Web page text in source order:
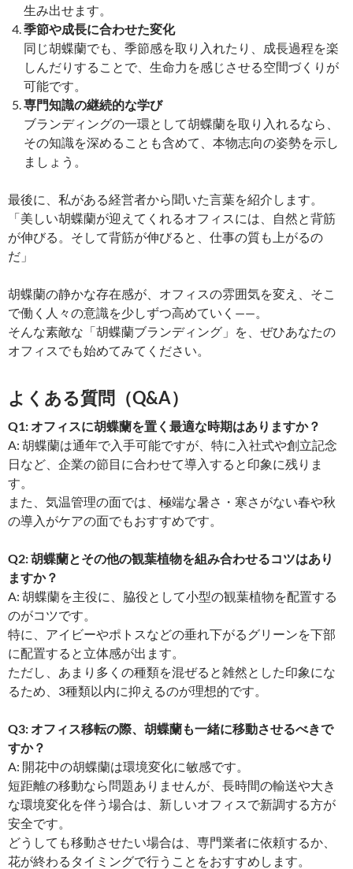
生み出せます。
季節や成長に合わせた変化
同じ胡蝶蘭でも、季節感を取り入れたり、成長過程を楽
しんだりすることで、生命力を感じさせる空間づくりが
可能です。
専門知識の継続的な学び
ブランディングの一環として胡蝶蘭を取り入れるなら、
その知識を深めることも含めて、本物志向の姿勢を示し
ましょう。
最後に、私がある経営者から聞いた言葉を紹介します。
「美しい胡蝶蘭が迎えてくれるオフィスには、自然と背筋
が伸びる。そして背筋が伸びると、仕事の質も上がるの
だ」
胡蝶蘭の静かな存在感が、オフィスの雰囲気を変え、そこ
で働く人々の意識を少しずつ高めていく——。
そんな素敵な「胡蝶蘭ブランディング」を、ぜひあなたの
オフィスでも始めてみてください。
よくある質問（Q&A）
Q1: オフィスに胡蝶蘭を置く最適な時期はありますか？
A: 胡蝶蘭は通年で入手可能ですが、特に入社式や創立記念
日など、企業の節目に合わせて導入すると印象に残りま
す。
また、気温管理の面では、極端な暑さ・寒さがない春や秋
の導入がケアの面でもおすすめです。
Q2: 胡蝶蘭とその他の観葉植物を組み合わせるコツはあり
ますか？
A: 胡蝶蘭を主役に、脇役として小型の観葉植物を配置する
のがコツです。
特に、アイビーやポトスなどの垂れ下がるグリーンを下部
に配置すると立体感が出ます。
ただし、あまり多くの種類を混ぜると雑然とした印象にな
るため、3種類以内に抑えるのが理想的です。
Q3: オフィス移転の際、胡蝶蘭も一緒に移動させるべきで
すか？
A: 開花中の胡蝶蘭は環境変化に敏感です。
短距離の移動なら問題ありませんが、長時間の輸送や大き
な環境変化を伴う場合は、新しいオフィスで新調する方が
安全です。
どうしても移動させたい場合は、専門業者に依頼するか、
花が終わるタイミングで行うことをおすすめします。